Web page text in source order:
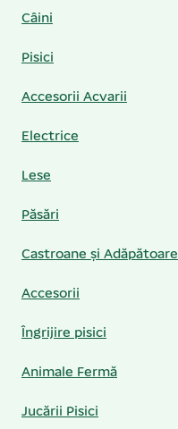
Câini
Pisici
Accesorii Acvarii
Electrice
Lese
Păsări
Castroane și Adăpătoare
Accesorii
Îngrijire pisici
Animale Fermă
Jucării Pisici